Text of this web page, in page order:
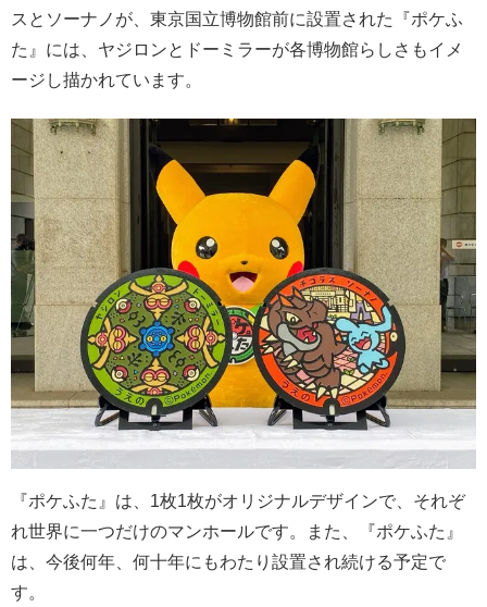
スとソーナノが、東京国立博物館前に設置された『ポケふ
た』には、ヤジロンとドーミラーが各博物館らしさもイメ
ージし描かれています。
『ポケふた』は、1枚1枚がオリジナルデザインで、それぞ
れ世界に一つだけのマンホールです。また、『ポケふた』
は、今後何年、何十年にもわたり設置され続ける予定で
す。